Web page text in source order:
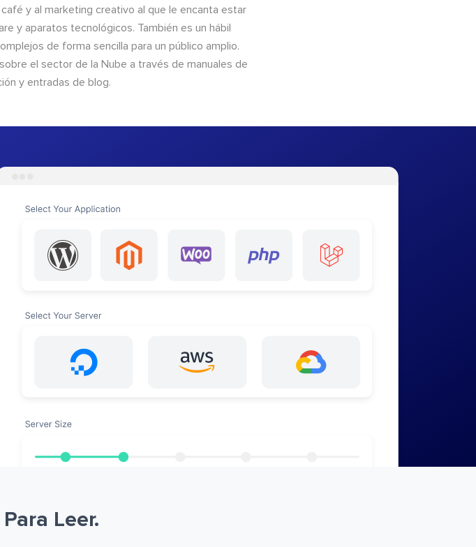
y al marketing creativo al que le encanta estar
y aparatos tecnológicos. También es un hábil
de forma sencilla para un público amplio.
el sector de la Nube a través de manuales de
y entradas de blog.
Leer.